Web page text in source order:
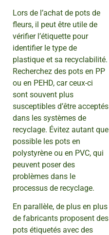
Lors de l’achat de pots de
fleurs, il peut être utile de
vérifier l’étiquette pour
identifier le type de
plastique et sa recyclabilité.
Recherchez des pots en PP
ou en PEHD, car ceux-ci
sont souvent plus
susceptibles d’être acceptés
dans les systèmes de
recyclage. Évitez autant que
possible les pots en
polystyrène ou en PVC, qui
peuvent poser des
problèmes dans le
processus de recyclage.
En parallèle, de plus en plus
de fabricants proposent des
pots étiquetés avec des